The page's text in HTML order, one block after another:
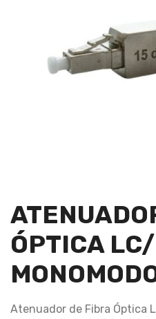
ÓPTICA
Atenuador de Fibra Óptica